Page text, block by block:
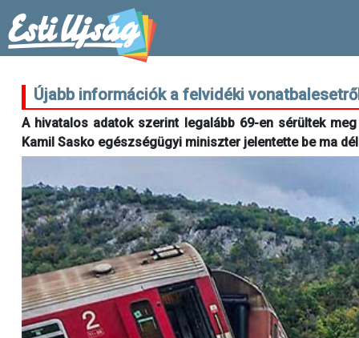
Újabb információk a felvidéki
A hivatalos adatok szerint legalább 69-en sérültek
Kamil Sasko egészségügyi miniszter jelentette be ma